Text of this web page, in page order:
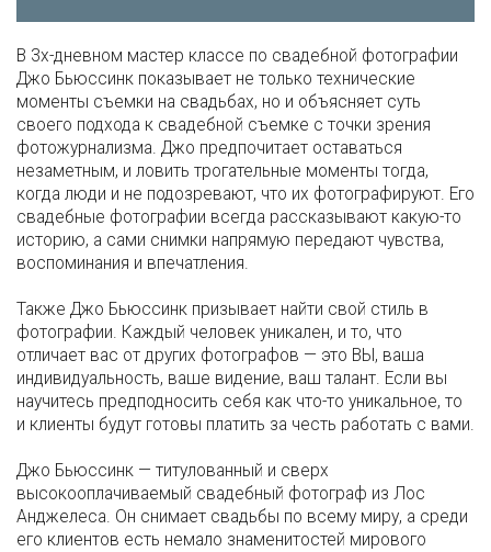
В 3х-дневном мастер классе по свадебной фотографии
Джо Бьюссинк показывает не только технические
моменты съемки на свадьбах, но и объясняет суть
своего подхода к свадебной съемке с точки зрения
фотожурнализма. Джо предпочитает оставаться
незаметным, и ловить трогательные моменты тогда,
когда люди и не подозревают, что их фотографируют. Его
свадебные фотографии всегда рассказывают какую-то
историю, а сами снимки напрямую передают чувства,
воспоминания и впечатления.
Также Джо Бьюссинк призывает найти свой стиль в
фотографии. Каждый человек уникален, и то, что
отличает вас от других фотографов — это ВЫ, ваша
индивидуальность, ваше видение, ваш талант. Если вы
научитесь предподносить себя как что-то уникальное, то
и клиенты будут готовы платить за честь работать с вами.
Джо Бьюссинк — титулованный и сверх
высокооплачиваемый свадебный фотограф из Лос
Анджелеса. Он снимает свадьбы по всему миру, а среди
его клиентов есть немало знаменитостей мирового